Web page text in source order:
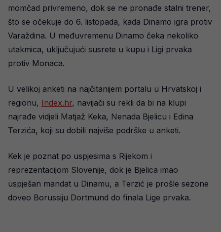
momčad privremeno, dok se ne pronađe stalni trener,
što se očekuje do 6. listopada, kada Dinamo igra protiv
Varaždina. U međuvremenu Dinamo čeka nekoliko
utakmica, uključujući susrete u kupu i Ligi prvaka
protiv Monaca.
U velikoj anketi na najčitanijem portalu u Hrvatskoj i
regionu, Index.hr, navijači su rekli da bi na klupi
najrađe vidjeli Matjaž Keka, Nenada Bjelicu i Edina
Terzića, koji su dobili najviše podrške u anketi.
Kek je poznat po uspjesima s Rijekom i
reprezentacijom Slovenije, dok je Bjelica imao
uspješan mandat u Dinamu, a Terzić je prošle sezone
doveo Borussiju Dortmund do finala Lige prvaka.